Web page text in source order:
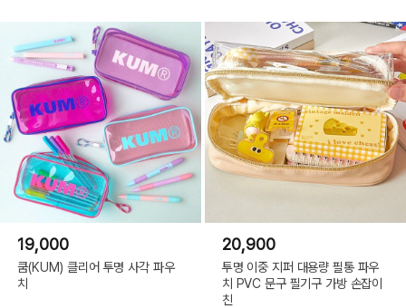
19,000
쿰(KUM) 클리어 투명 사각 파우
치
20,900
투명 이중 지퍼 대용량 필통 파우
치 PVC 문구 필기구 가방 손잡이
친